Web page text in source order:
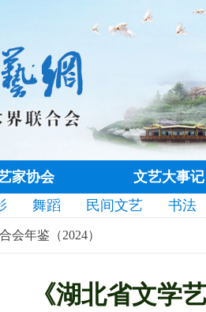
家协会 文艺大事记
舞蹈 民间文艺 书法
会年鉴（2024）
《湖北省文学